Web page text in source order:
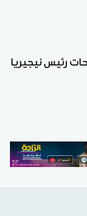
رئيس نيجيريا